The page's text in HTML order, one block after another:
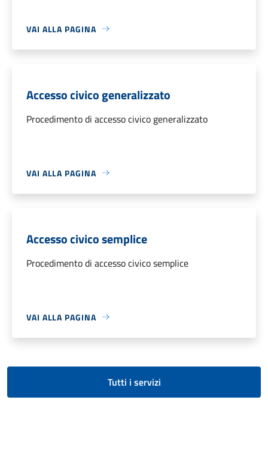
VAI ALLA PAGINA
Accesso civico generalizzato
Procedimento di accesso civico generalizzato
VAI ALLA PAGINA
Accesso civico semplice
Procedimento di accesso civico semplice
VAI ALLA PAGINA
Tutti i servizi